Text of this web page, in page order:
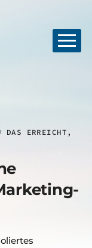
DAS ERREICHT,